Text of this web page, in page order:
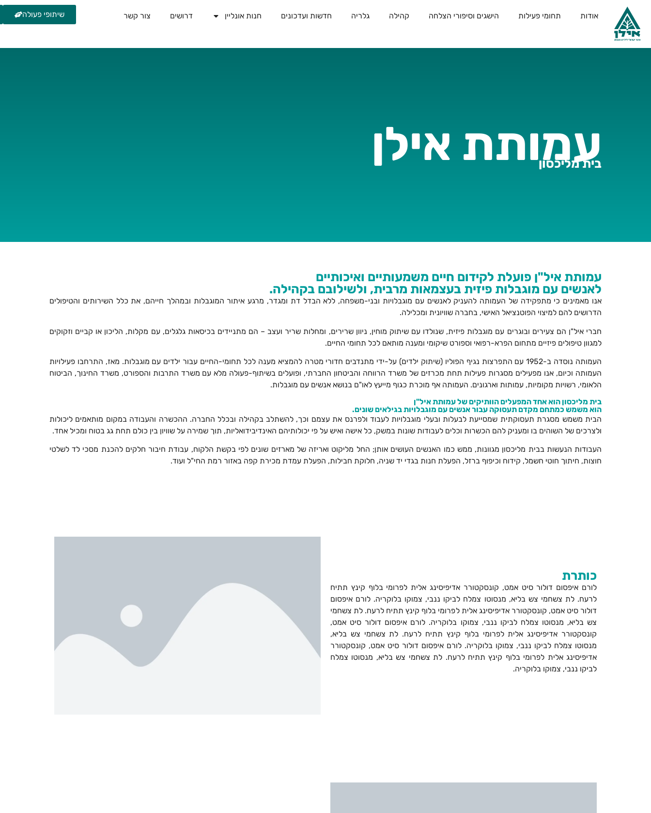
אודות תחומי פעילות הישגים וסיפורי הצלחה קהילה גלריה חדשות ועדכונים חנות אונליין דרושים צור קשר שיתופי פעולה
עמותת אילן
בית מליכסון
עמותת איל"ן פועלת לקידום חיים משמעותיים ואיכותיים
לאנשים עם מוגבלות פיזית בעצמאות מרבית, ולשילובם בקהילה.
אנו מאמינים כי מתפקידה של העמותה להעניק לאנשים עם מוגבלויות ובני-משפחה, ללא הבדל דת ומגדר, מרגע איתור המוגבלות ובמהלך חייהם, את כלל השירותים והטיפולים
הדרושים להם למיצוי הפוטנציאל האישי, בחברה שוויונית ומכלילה.
חברי איל"ן הם צעירים ובוגרים עם מוגבלות פיזית, שנולדו עם שיתוק מוחין, ניוון שרירים, ומחלות שריר ועצב – הם מתניידים בכיסאות גלגלים, עם מקלות, הליכון או קביים וזקוקים
למגוון טיפולים פיזיים מתחום הפרא-רפואי וספורט שיקומי ומענה מותאם לכל תחומי החיים.
העמותה נוסדה ב-1952 עם התפרצות נגיף הפוליו (שיתוק ילדים) על-ידי מתנדבים חדורי מטרה להמציא מענה לכל תחומי-החיים עבור ילדים עם מוגבלות. מאז, התרחבו פעילויות
העמותה וכיום, אנו מפעילים מסגרות פעילות תחת מכרזים של משרד הרווחה והביטחון החברתי, ופועלים בשיתוף-פעולה מלא עם משרד התרבות והספורט, משרד החינוך, הביטוח
הלאומי, רשויות מקומיות, עמותות וארגונים. העמותה אף מוכרת כגוף מייעץ לאו"ם בנושא אנשים עם מוגבלות.
בית מליכסון הוא אחד המפעלים הוותיקים של עמותת איל"ן
הוא משמש כמתחם מקדם תעסוקה עבור אנשים עם מוגבלויות בגילאים שונים.
​הבית משמש מסגרת תעסוקתית שמסייעת לבעלות ובעלי מוגבלויות לעבוד ולפרנס את עצמם וכך, להשתלב בקהילה ובכלל החברה. ההכשרה והעבודה במקום מותאמים ליכולות
ולצרכים של השוהים בו ומעניק להם הכשרות וכלים לעבודות שונות במשק, כל אישה ואיש על פי יכולותיהם האינדיבידואליות, תוך שמירה על שוויון בין כולם תחת גג בטוח ומכיל אחד.
​העבודות הנעשות בבית מליכסון מגוונות, ממש כמו האנשים העושים אותן; החל מליקוט ואריזה של מארזים שונים לפי בקשת הלקוח, עבודת חיבור חלקים להכנת מסכי לד לשלטי
חוצות, חיתוך חוטי חשמל, קידוח וכיפוף ברזל, הפעלת חנות בגדי יד שניה, חלוקת חבילות, הפעלת עמדת מכירת קפה באזור רמת החי"ל ועוד.
כותרת
לורם איפסום דולור סיט אמט, קונסקטורר אדיפיסינג אלית לפרומי בלוף קינץ תתיח
לרעח. לת צשחמי צש בליא, מנסוטו צמלח לביקו ננבי, צמוקו בלוקריה. לורם איפסום
דולור סיט אמט, קונסקטורר אדיפיסינג אלית לפרומי בלוף קינץ תתיח לרעח. לת צשחמי
צש בליא, מנסוטו צמלח לביקו ננבי, צמוקו בלוקריה. לורם איפסום דולור סיט אמט,
קונסקטורר אדיפיסינג אלית לפרומי בלוף קינץ תתיח לרעח. לת צשחמי צש בליא,
מנסוטו צמלח לביקו ננבי, צמוקו בלוקריה. לורם איפסום דולור סיט אמט, קונסקטורר
אדיפיסינג אלית לפרומי בלוף קינץ תתיח לרעח. לת צשחמי צש בליא, מנסוטו צמלח
לביקו ננבי, צמוקו בלוקריה.